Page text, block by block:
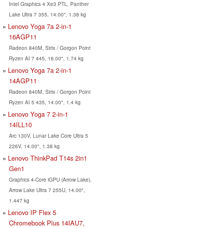
Intel Graphics 4 Xe3 PTL, Panther
Lake Ultra 7 355, 14.00", 1.38 kg
Lenovo Yoga 7a 2-in-1
16AGP11
Radeon 840M, Strix / Gorgon Point
Ryzen AI 7 445, 16.00", 1.74 kg
Lenovo Yoga 7a 2-in-1
14AGP11
Radeon 840M, Strix / Gorgon Point
Ryzen AI 5 435, 14.00", 1.4 kg
Lenovo Yoga 7 2-in-1
14ILL10
Arc 130V, Lunar Lake Core Ultra 5
226V, 14.00", 1.38 kg
Lenovo ThinkPad T14s 2in1
Gen1
Graphics 4-Core iGPU (Arrow Lake),
Arrow Lake Ultra 7 255U, 14.00",
1.447 kg
Lenovo IP Flex 5
Chromebook Plus 14IAU7,